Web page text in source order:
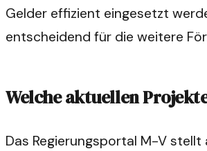
Gelder effizient eingesetzt
entscheidend für die weitere
Welche aktuellen
Das Regierungsportal M-V